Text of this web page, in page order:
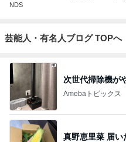
NDS
芸能人・有名人ブログ TOPへ
次世代掃除機が
Amebaトピックス
真野恵里菜 届い